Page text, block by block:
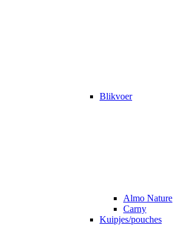
Blikvoer
Almo Nature
Carny
Kuipjes/pouches